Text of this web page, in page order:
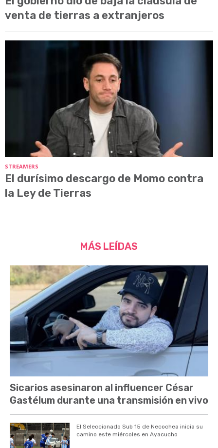
venta de tierras a extranjeros
STREAMERS
El durísimo descargo de Momo contra
la Ley de Tierras
MÁS LEÍDAS
Sicarios asesinaron al influencer César
Gastélum durante una transmisión en vivo
El Seleccionado Sub 15 de Necochea inicia su
camino este miércoles en Ayacucho